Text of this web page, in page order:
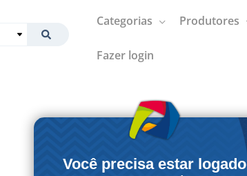
Categorias Produtores
Fazer login
Você precisa estar logado